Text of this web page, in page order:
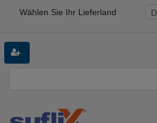
Wählen Sie Ihr Lieferland